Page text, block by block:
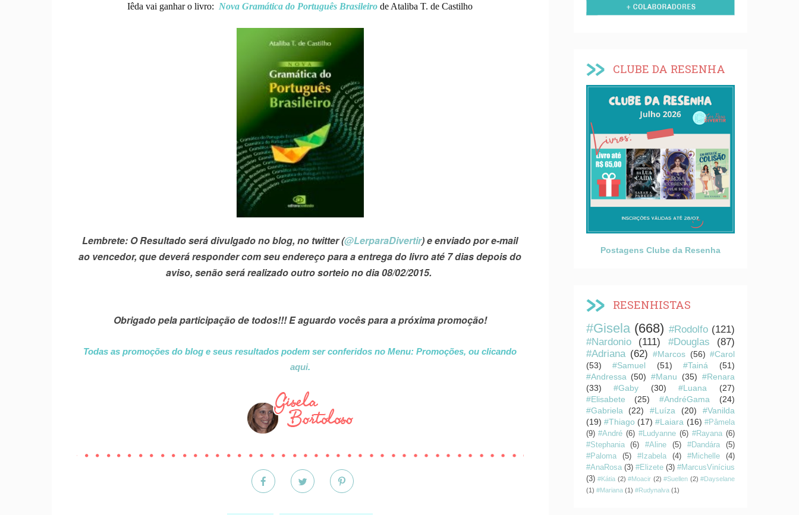
Iêda vai ganhar o livro: Nova Gramática do Português Brasileiro de Ataliba T. de Castilho
Lembrete: O Resultado será divulgado no blog, no twitter (@LerparaDivertir) e enviado por e-mail
ao vencedor, que deverá responder com seu endereço para a entrega do livro até 7 dias depois do
aviso, senão será realizado outro sorteio no dia 08/02/2015.
Obrigado pela participação de todos!!! E aguardo vocês para a próxima promoção!
Todas as promoções do blog e seus resultados podem ser conferidos no Menu: Promoções, ou clicando
aqui.
CLUBE DA RESENHA
Postagens Clube da Resenha
RESENHISTAS
#Gisela (668) #Rodolfo (121)
#Nardonio
(111) #Douglas
(87)
#Adriana (62) #Marcos (56) #Carol
(53)
#Samuel (51) #Tainá
(51)
#Andressa (50) #Manu (35) #Renara
(33)
#Gaby (30) #Luana
(27)
#Elisabete
(25) #AndréGama
(24)
#Gabriela
(22) #Luíza (20)
#Vanilda
(19) #Thiago (17) #Laiara (16) #Pâmela
(9) #André (6) #Ludyanne (6) #Rayana (6)
#Stephania
(6) #Aline (5) #Dandára
(5)
#Paloma
(5) #Izabela (4) #Michelle
(4)
#AnaRosa (3) #Elizete (3) #MarcusVinícius
(3) #Kátia (2) #Moacir (2) #Suellen (2) #Dayselane
(1) #Mariana (1) #Rudynalva (1)